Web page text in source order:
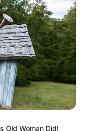
UTILE PAS UTILE ?
Old Woman Did!